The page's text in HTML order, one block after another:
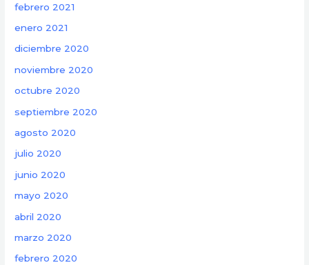
febrero 2021
enero 2021
diciembre 2020
noviembre 2020
octubre 2020
septiembre 2020
agosto 2020
julio 2020
junio 2020
mayo 2020
abril 2020
marzo 2020
febrero 2020